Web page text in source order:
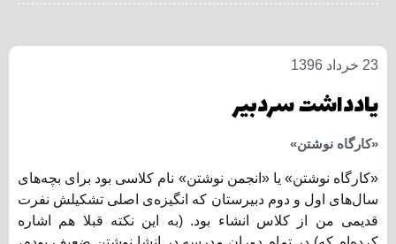
23 خرداد 1396
یادداشت سردبیر
«کارگاه نوشتن»
«کارگاه نوشتن» یا «انجمن نوشتن» نام کلاسی بود برای بچه‌های
سال‌های اول و دوم دبیرستان که انگیزه‌ی اصلی‌ تشکیلش نفرت
قدیمی من از کلاس انشاء بود. (به این نکته قبلا هم اشاره